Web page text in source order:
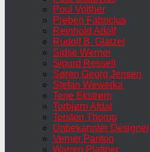
Poul Volther
Preben Fabricius
Reinhold Adolf
Rudolf B. Glatzel
Sidse Werner
Sigurd Ressell
Søren Georg Jensen
Stefan Wewerka
Terje Ekstrøm
Torbjørn Afdal
Torsten Thorup
Unbekannter Designer
Verner Panton
Warren Plattner